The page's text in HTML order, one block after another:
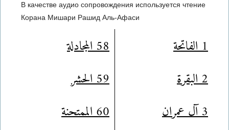
В качестве аудио сопровождения используется чтение
Корана Мишари Рашид Аль-Афаси
1 الفاتحة
2 البقرة
3 آل عمران
58 المجادلة
59 الحشر
60 الممتحنة